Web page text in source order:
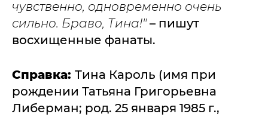
чувственно, одновременно очень
сильно. Браво, Тина!"– пишут
восхищенные фанаты.
Справка: Тина Кароль (имя при
рождении Татьяна Григорьевна
Либерман; род. 25 января 1985 г.,